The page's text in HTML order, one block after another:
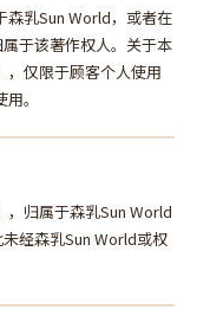
森乳Sun World，或者在
于该著作权人。关于本
，仅限于顾客个人使用
。
，归属于森乳Sun World
经森乳Sun World或权